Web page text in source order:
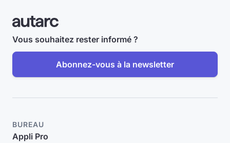
Vous souhaitez rester informé ?
Abonnez-vous à la newsletter
BUREAU
Appli Pro